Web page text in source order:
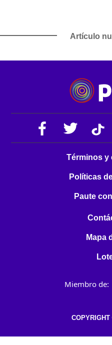
Artículo
Términos y
Políticas
Paute
Mapa
Miembro de: